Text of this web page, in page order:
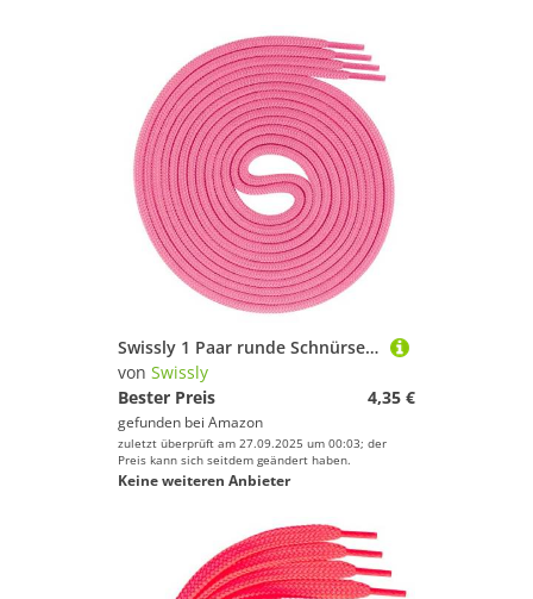
Swissly 1 Paar runde Schnürsenkel, Rundsenkel für Business- und Lederschuhe, reißfester Allroundsenkel, ø 3mm Farbe neonpink Länge 80cm
von Swissly
Bester Preis
4,35 €
gefunden bei Amazon
zuletzt überprüft am 27.09.2025 um 00:03; der
Preis kann sich seitdem geändert haben.
Keine weiteren Anbieter